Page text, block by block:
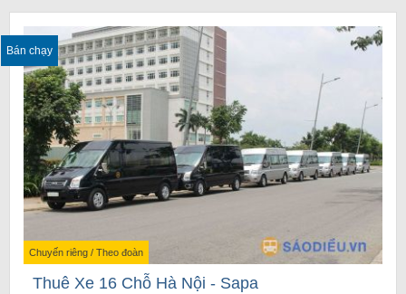
Bán chạy
Chuyến riêng / Theo đoàn
Thuê Xe 16 Chỗ Hà Nội - Sapa